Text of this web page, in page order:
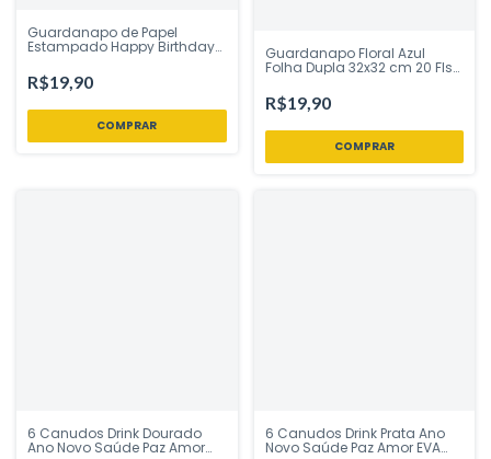
Guardanapo de Papel
Estampado Happy Birthday
Festas - Inspire sua Festa
Loja
R$19,90
Guardanapo Floral Azul
Folha Dupla 32x32 cm 20 Fls
Festa Loja
R$19,90
6 Canudos Drink Dourado
Ano Novo Saúde Paz Amor
6 Canudos Drink Prata Ano
Novo Saúde Paz Amor EVA